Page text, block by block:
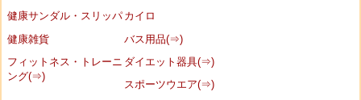
健康サンダル・スリッパ カイロ
健康雑貨
バス用品(⇒)
フィットネス・トレーニ
ング(⇒)
ダイエット器具(⇒)
スポーツウエア(⇒)